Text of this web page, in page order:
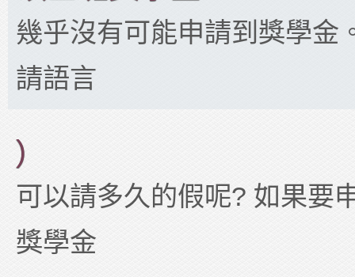
幾乎沒有可能申請到獎學金
請語言
)
可以請多久的假呢? 如果要
獎學金